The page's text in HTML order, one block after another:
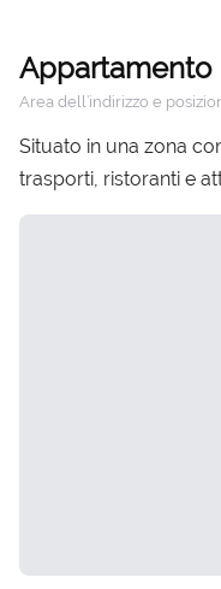
Appartamento
Area dell’indirizzo e
Situato in una zona
trasporti, ristoranti e